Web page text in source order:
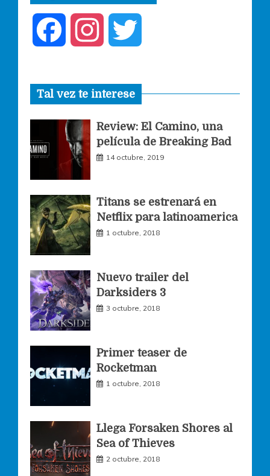
c
e
b
o
o
s
t
a
g
m
i
t
t
r
Tal vez te interese
Review: El Camino, una
película de Breaking Bad
14 octubre, 2019
Titans se estrenará en
Netflix para latinoamerica
1 octubre, 2018
Nuevo trailer del
Darksiders 3
3 octubre, 2018
Primer teaser de
Rocketman
1 octubre, 2018
Llega Forsaken Shores al
Sea of Thieves
2 octubre, 2018